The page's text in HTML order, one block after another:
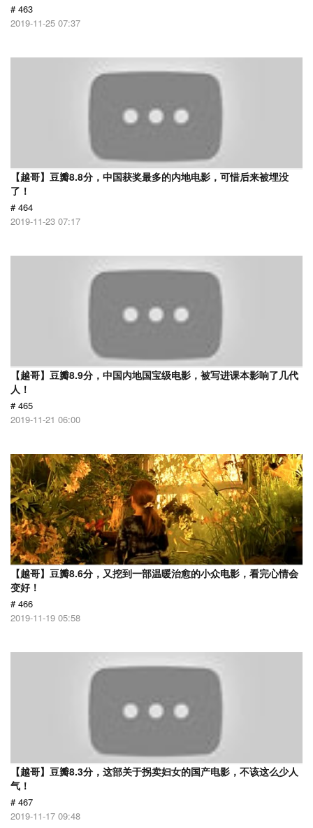
# 463
2019-11-25 07:37
【越哥】豆瓣8.8分，中国获奖最多的内地电影，可惜后来被埋没
了！
# 464
2019-11-23 07:17
【越哥】豆瓣8.9分，中国内地国宝级电影，被写进课本影响了几代
人！
# 465
2019-11-21 06:00
【越哥】豆瓣8.6分，又挖到一部温暖治愈的小众电影，看完心情会
变好！
# 466
2019-11-19 05:58
【越哥】豆瓣8.3分，这部关于拐卖妇女的国产电影，不该这么少人
气！
# 467
2019-11-17 09:48